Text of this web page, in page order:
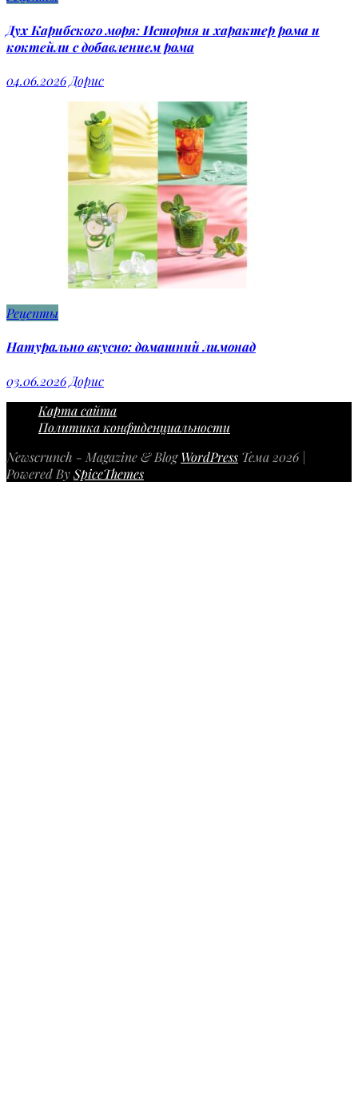
Дух Карибского моря: История и характер рома и
коктейли с добавлением рома
04.06.2026 Дорис
Рецепты
Натурально вкусно: домашний лимонад
03.06.2026 Дорис
Карта сайта
Политика конфиденциальности
Newscrunch - Magazine & BlogWordPress Тема 2026 |
Powered BySpiceThemes